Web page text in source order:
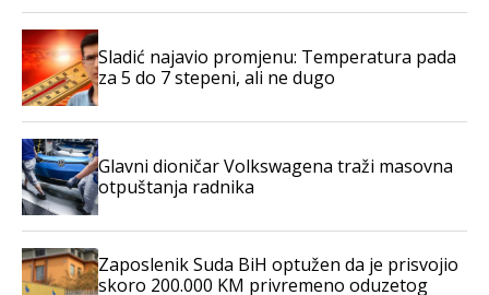
Sladić najavio promjenu: Temperatura pada
za 5 do 7 stepeni, ali ne dugo
Glavni dioničar Volkswagena traži masovna
otpuštanja radnika
Zaposlenik Suda BiH optužen da je prisvojio
skoro 200.000 KM privremeno oduzetog